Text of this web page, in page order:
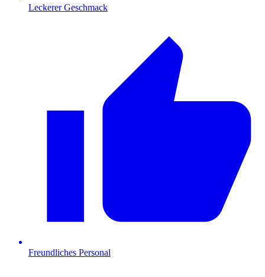
Leckerer Geschmack
Freundliches Personal